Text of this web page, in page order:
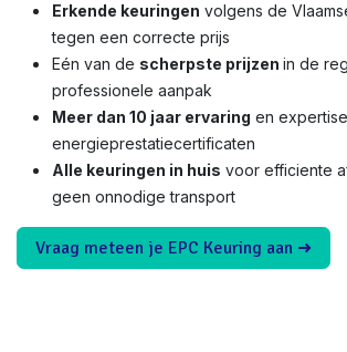
Erkende keuringen volgens de
tegen een correcte prijs
Eén van de scherpste prijzen in de
professionele aanpak
Meer dan 10 jaar ervaring en
energieprestatiecertificaten
Alle keuringen in huis voor efficiente
geen onnodige transport
Vraag meteen je EPC Keuring aan ➜